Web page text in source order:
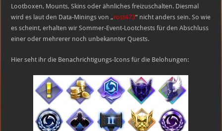
Lootboxen, Mounts, Skins oder ähnliches freizuschalten. Diesmal
wird es laut den Data-Minings von „rost473“ nicht anders sein. So wie
es scheint, erhalten wir Sommer-Event-Lootchests für den Abschluss
einer oder mehrerer noch unbekannter Quests.
Hier seht ihr die Benachrichtigungs-Icons für die Belohungen: